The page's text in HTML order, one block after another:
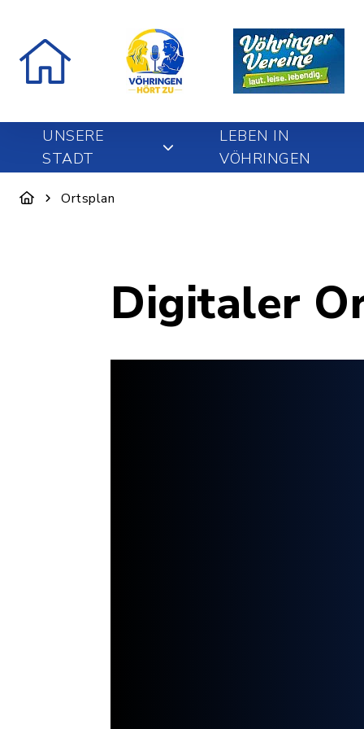
UNSERE
STADT
LEBEN IN
VÖHRINGEN
Ortsplan
Digitaler